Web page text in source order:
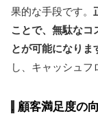
果的な手段です。
ことで、無駄なコ
とが可能になりま
し、キャッシュフ
顧客満足度の